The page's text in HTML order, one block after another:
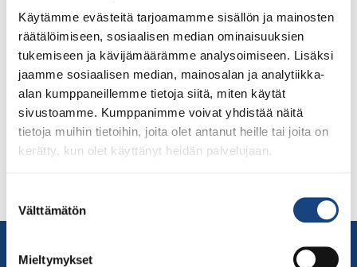
Käytämme evästeitä tarjoamamme sisällön ja mainosten
räätälöimiseen, sosiaalisen median ominaisuuksien
tukemiseen ja kävijämäärämme analysoimiseen. Lisäksi
jaamme sosiaalisen median, mainosalan ja analytiikka-
alan kumppaneillemme tietoja siitä, miten käytät
sivustoamme. Kumppanimme voivat yhdistää näitä
tietoja muihin tietoihin, joita olet antanut heille tai joita on
kerätty, kun olet käyttänyt heidän palvelujaan.
valinta
Välttämätön
Mieltymykset
padding_right=”” padding_bottom=”” padding_left=””
margin_top=”0px” margin_bottom=”0px” class=”” id=””
animation_type=”” animation_speed=”0.3″
animation_direction=”left” hide_on_mobile=”small-
visibility,medium-visibility,large-visibility”
center_content=”no” last=”no” min_height=””
hover_type=”none” link=”” border_sizes_top=””
border_sizes_bottom=”” border_sizes_left=””
border_sizes_right=””][fusion_text] Judoliiton